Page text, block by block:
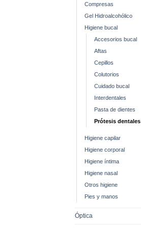
Compresas
Gel Hidroalcohólico
Higiene bucal
Accesorios bucal
Aftas
Cepillos
Colutorios
Cuidado bucal
Interdentales
Pasta de dientes
Prótesis dentales
Higiene capilar
Higiene corporal
Higiene íntima
Higiene nasal
Otros higiene
Pies y manos
Óptica